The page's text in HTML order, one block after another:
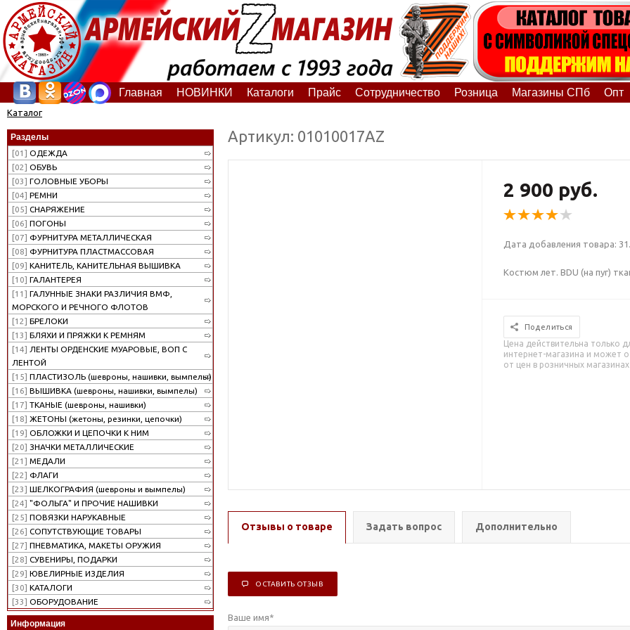
Главная НОВИНКИ Каталоги Прайс Сотрудничество Розница Магазины СПб Опт
Каталог
Разделы
[01] ОДЕЖДА
[02] ОБУВЬ
[03] ГОЛОВНЫЕ УБОРЫ
[04] РЕМНИ
[05] СНАРЯЖЕНИЕ
[06] ПОГОНЫ
[07] ФУРНИТУРА МЕТАЛЛИЧЕСКАЯ
[08] ФУРНИТУРА ПЛАСТМАССОВАЯ
[09] КАНИТЕЛЬ, КАНИТЕЛЬНАЯ ВЫШИВКА
[10] ГАЛАНТЕРЕЯ
[11] ГАЛУННЫЕ ЗНАКИ РАЗЛИЧИЯ ВМФ,
МОРСКОГО И РЕЧНОГО ФЛОТОВ
[12] БРЕЛОКИ
[13] БЛЯХИ И ПРЯЖКИ К РЕМНЯМ
[14] ЛЕНТЫ ОРДЕНСКИЕ МУАРОВЫЕ, ВОП С
ЛЕНТОЙ
[15] ПЛАСТИЗОЛЬ (шевроны, нашивки, вымпелы)
[16] ВЫШИВКА (шевроны, нашивки, вымпелы)
[17] ТКАНЫЕ (шевроны, нашивки)
[18] ЖЕТОНЫ (жетоны, резинки, цепочки)
[19] ОБЛОЖКИ И ЦЕПОЧКИ К НИМ
[20] ЗНАЧКИ МЕТАЛЛИЧЕСКИЕ
[21] МЕДАЛИ
[22] ФЛАГИ
[23] ШЕЛКОГРАФИЯ (шевроны и вымпелы)
[24] "ФОЛЬГА" И ПРОЧИЕ НАШИВКИ
[25] ПОВЯЗКИ НАРУКАВНЫЕ
[26] СОПУТСТВУЮЩИЕ ТОВАРЫ
[27] ПНЕВМАТИКА, МАКЕТЫ ОРУЖИЯ
[28] СУВЕНИРЫ, ПОДАРКИ
[29] ЮВЕЛИРНЫЕ ИЗДЕЛИЯ
[30] КАТАЛОГИ
[33] ОБОРУДОВАНИЕ
Информация
Артикул: 01010017АZ
2 900 руб.
Дата добавления товара:
Костюм лет. BDU (на пуг)
Поделиться
Цена действительна только
интернет-магазина и может
от цен в розничных магазинах
Отзывы о товаре Задать вопрос Дополнительно
ОСТАВИТЬ ОТЗЫВ
Ваше имя*